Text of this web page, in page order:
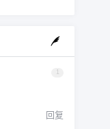
1
回复